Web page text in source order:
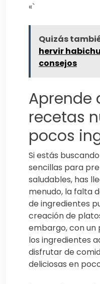
«`
Quizás
hervir
consejos
Aprende
recetas
pocos
Si estás
sencillas para
saludables, has
menudo, la falta
de ingredientes
creación de
embargo, con un
los ingredientes
disfrutar de
deliciosas en